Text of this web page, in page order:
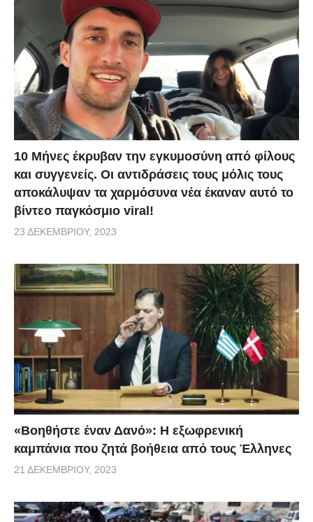
10 Μήνες έκρυβαν την εγκυμοσύνη από φίλους
και συγγενείς. Οι αντιδράσεις τους μόλις τους
αποκάλυψαν τα χαρμόσυνα νέα έκαναν αυτό το
βίντεο παγκόσμιο viral!
23 ΔΕΚΕΜΒΡΊΟΥ, 2023
«Βοηθήστε έναν Δανό»: H εξωφρενική
καμπάνια που ζητά βοήθεια από τους Έλληνες
21 ΔΕΚΕΜΒΡΊΟΥ, 2023